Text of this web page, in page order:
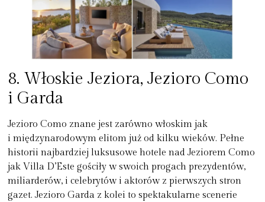
8. Włoskie Jeziora, Jezioro Como
i Garda
Jezioro Como znane jest zarówno włoskim jak
i międzynarodowym elitom już od kilku wieków. Pełne
historii najbardziej luksusowe hotele nad Jeziorem Como
jak Villa D’Este gościły w swoich progach prezydentów,
miliarderów, i celebrytów i aktorów z pierwszych stron
gazet. Jezioro Garda z kolei to spektakularne scenerie